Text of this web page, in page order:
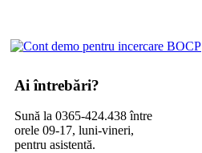
Ai întrebări?
Sună la 0365-424.438 între
orele 09-17, luni-vineri,
pentru asistentă.